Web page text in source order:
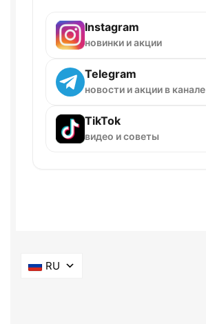
Instagram
новинки и акции
Telegram
новости и акции в канале
TikTok
видео и советы
RU